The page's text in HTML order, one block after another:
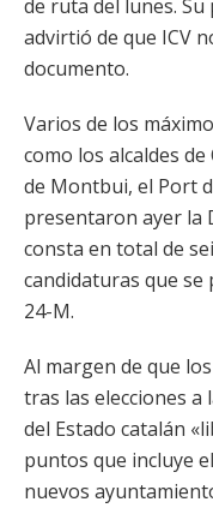
de ruta del lunes.
advirtió de que ICV
documento.
Varios de los
como los alcaldes
de Montbui, el Port
presentaron ayer la
consta en total de
candidaturas que se
24-M.
Al margen de que
tras las elecciones
del Estado catalán
puntos que incluye
nuevos